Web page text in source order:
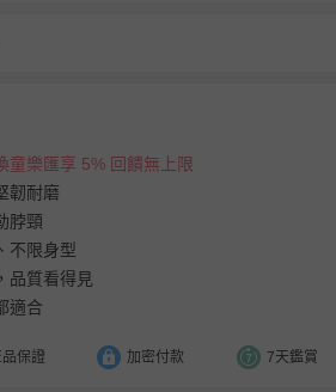
童樂匯享 5% 回饋無上限
韌耐磨
脖頸
不限身型
品質看得見
適合
品保證 加密付款 7天鑑賞